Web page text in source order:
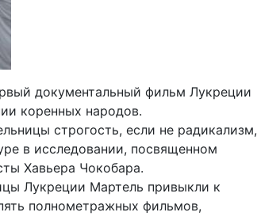
документальный фильм Лукреции
коренных народов.
строгость, если не радикализм,
в исследовании, посвященном
Хавьера Чокобара.
Лукреции Мартель привыкли к
полнометражных фильмов,